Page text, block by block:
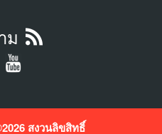
ม
2026 สงวนลิขสิทธิ์